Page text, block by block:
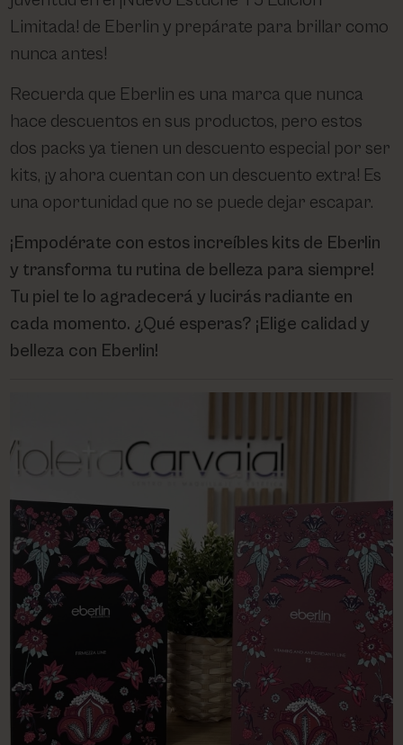
Limitada! de Eberlin y prepárate para brillar como
nunca antes!
Recuerda que Eberlin es una marca que nunca
hace descuentos en sus productos, pero estos
dos packs ya tienen un descuento especial por ser
kits, ¡y ahora cuentan con un descuento extra! Es
una oportunidad que no se puede dejar escapar.
¡Empodérate con estos increíbles kits de Eberlin
y transforma tu rutina de belleza para siempre!
Tu piel te lo agradecerá y lucirás radiante en
cada momento. ¿Qué esperas? ¡Elige calidad y
belleza con Eberlin!